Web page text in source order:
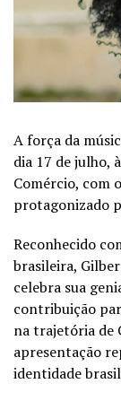
A força da
dia 17 de julho,
Comércio, com
protagonizado
Reconhecido
brasileira,
celebra sua
contribuição
na trajetória de
apresentação
identidade